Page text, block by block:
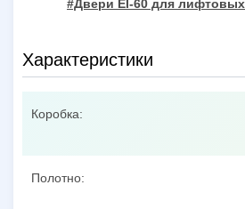
#Двери EI-60 для
Характеристики
Коробка:
Полотно: